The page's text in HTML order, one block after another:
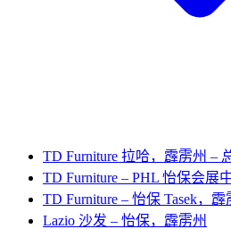
TD Furniture 拉哈，霹雳州 –
TD Furniture – PHL 怡保会展
TD Furniture – 怡保 Tasek，霹
Lazio 沙发 – 怡保，霹雳州